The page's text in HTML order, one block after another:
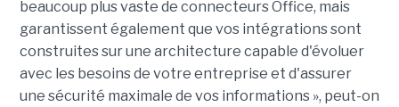
beaucoup plus vaste de connecteurs Office, mais
garantissent également que vos intégrations sont
construites sur une architecture capable d'évoluer
avec les besoins de votre entreprise et d'assurer
une sécurité maximale de vos informations », peut-on